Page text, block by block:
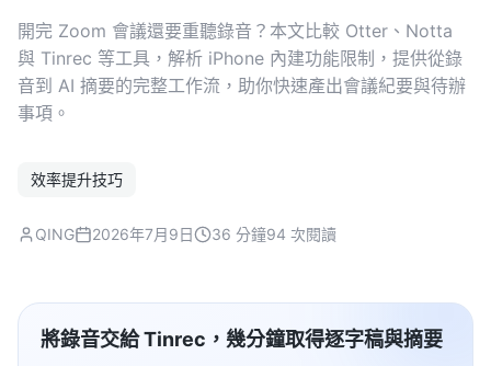
開完 Zoom 會議還要重聽錄音？本文比較 Otter、Notta
與 Tinrec 等工具，解析 iPhone 內建功能限制，提供從錄
音到 AI 摘要的完整工作流，助你快速產出會議紀要與待辦
事項。
效率提升技巧
QING 2026年7月9日 36 分鐘94 次閱讀
將錄音交給 Tinrec，幾分鐘取得逐字稿與摘要